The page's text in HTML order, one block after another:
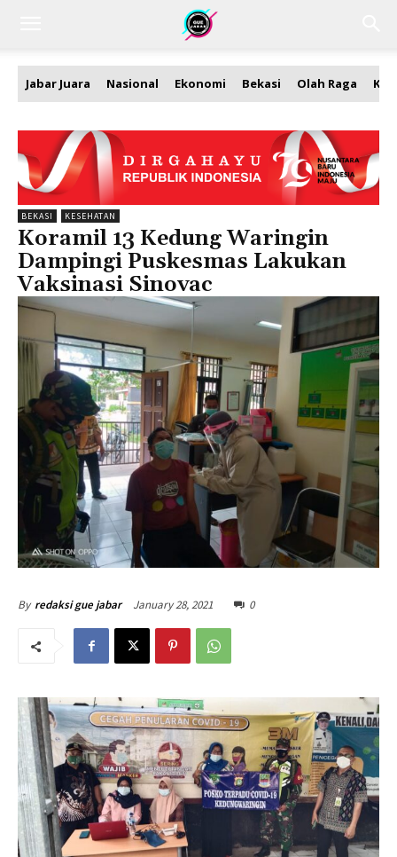
Jabar Juara Nasional Ekonomi Bekasi Olah Raga
BEKASI KESEHATAN
Koramil 13 Kedung Waringin
Dampingi Puskesmas Lakukan
Vaksinasi Sinovac
By redaksi gue jabar January 28, 2021 0